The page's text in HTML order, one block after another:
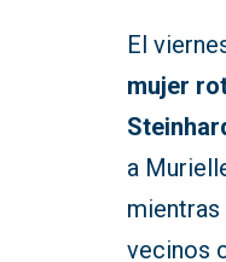
El
mujer
a
vecinos